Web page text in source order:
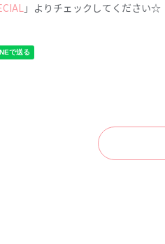
」よりチェックしてください☆